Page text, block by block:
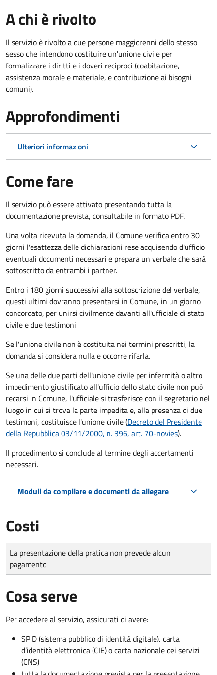
A chi è rivolto
Il servizio è rivolto a due persone maggiorenni dello stesso
sesso che intendono costituire un'unione civile per
formalizzare i diritti e i doveri reciproci (coabitazione,
assistenza morale e materiale, e contribuzione ai bisogni
comuni).
Approfondimenti
Ulteriori informazioni
Come fare
Il servizio può essere attivato presentando tutta la
documentazione prevista, consultabile in formato PDF.
Una volta ricevuta la domanda, il Comune verifica entro 30
giorni l'esattezza delle dichiarazioni rese acquisendo d'ufficio
eventuali documenti necessari e prepara un verbale che sarà
sottoscritto da entrambi i partner.
Entro i 180 giorni successivi alla sottoscrizione del verbale,
questi ultimi dovranno presentarsi in Comune, in un giorno
concordato, per unirsi civilmentedavanti all'ufficiale di stato
civilee due testimoni.
Se l'unione civile non è costituita nei termini prescritti, la
domanda si considera nulla e occorre rifarla.
Se una delle due parti dell'unione civile per infermità o altro
impedimento giustificato all'ufficio dello stato civile non può
recarsi in Comune, l'ufficiale si trasferisce con il segretario nel
luogo in cui si trova la parte impedita e, alla presenza di due
testimoni, costituisce l'unione civile (Decreto del Presidente
della Repubblica 03/11/2000, n. 396, art. 70-novies).
Il procedimento si conclude al termine degli accertamenti
necessari.
Moduli da compilare e documenti da allegare
Costi
Tipo di pagamento
Importo
La presentazione della pratica non prevede alcun
pagamento
Cosa serve
Per accedere al servizio, assicurati di avere:
SPID (sistema pubblico di identità digitale), carta
d’identità elettronica (CIE) o carta nazionale dei servizi
(CNS)